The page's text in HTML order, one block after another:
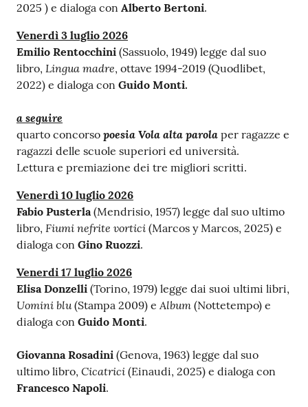
Seguici
su
2025 ) e dialoga con Alberto Bertoni.
Venerdì 3 luglio 2026
Emilio Rentocchini (Sassuolo, 1949) legge dal suo
libro, Lingua madre, ottave 1994-2019 (Quodlibet,
2022) e dialoga con Guido Monti.
a seguire
quarto concorso poesiaVola alta parola per ragazze e
ragazzi delle scuole superiori ed università.
Lettura e premiazione dei tre migliori scritti.
Venerdì 10 luglio 2026
Fabio Pusterla(Mendrisio, 1957) legge dal suo ultimo
libro, Fiumi nefrite vortici (Marcos y Marcos, 2025) e
dialoga con Gino Ruozzi.
Venerdi 17 luglio 2026
Elisa Donzelli (Torino, 1979) legge dai suoi ultimi libri,
Uomini blu(Stampa 2009) eAlbum (Nottetempo) e
dialoga con Guido Monti.
Giovanna Rosadini (Genova, 1963) legge dal suo
ultimo libro, Cicatrici (Einaudi, 2025) e dialoga con
Francesco Napoli.